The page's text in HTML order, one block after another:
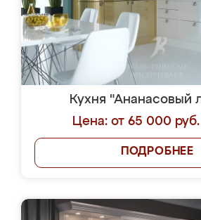
Кухня "Ананасовый
Цена: от 65 000
ПОДРОБНЕЕ